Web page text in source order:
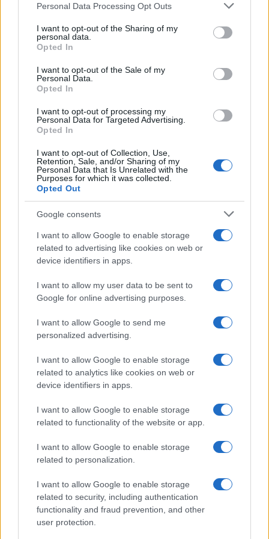
Please note that this website/app uses one or more Google
not limited to your visit or usage behaviour. You may click to
grant or deny consent to Google and its third-party tags to
use your data for below specified purposes in below Google
consent section.
Personal Data Processing Opt Outs
I want to opt-out of the Sharing of my
personal data.
Opted In
I want to opt-out of the Sale of my
Personal Data.
Opted In
I want to opt-out of processing my
Personal Data for Targeted Advertising.
Opted In
I want to opt-out of Collection, Use,
Retention, Sale, and/or Sharing of my
Personal Data that Is Unrelated with the
Purposes for which it was collected.
Opted Out
Google consents
I want to allow Google to enable storage
related to advertising like cookies on web or
device identifiers in apps.
I want to allow my user data to be sent to
Google for online advertising purposes.
I want to allow Google to send me
personalized advertising.
I want to allow Google to enable storage
related to analytics like cookies on web or
device identifiers in apps.
I want to allow Google to enable storage
related to functionality of the website or app.
I want to allow Google to enable storage
related to personalization.
I want to allow Google to enable storage
related to security, including authentication
functionality and fraud prevention, and other
user protection.
operájának Mercedeseként, a következő évben
Stuttgartban már a címszerepet énekelte. Fellépett a
milánói Scalában, a New York-i Metropolitanben, a londoni
Staatsoperben, a glyndebourne-i fesztiválon. Oratórium- és
dalénekesnőként is világhírnevet szerzett, énekelt a többi
közt Mozart Requiem jében, BachMáté-, valamintJános-
passiójában, Beethoven
Főbb operaszerepei: GluckOrfeuszának címszerepe (ezt
Gluck eredetileg kasztrált szopránra írta), Sesto Mozart
kegyelméből, Dorabella és Despina a
ból,
Cherubino a Figaro házasságá ból, Rosina RossiniA sevillai
borbélyából, Didó Purcell operájából, BizetCarmen
címszerepe, Octavian Richard Strauss
Magdaléna Wagner
A nürnbergi mesterdalnokok,Adrino a
című operából. 1992-ben a magyar Állami
Operaházban egyik legkedvesebb szerepét, Rómeót
énekelte BelliniRómeó és Júlia/Capuletek és Montague-k
1837. november 28-án a Nemzeti Színház előadásában
Rómeó szerepét Déryné Széppataki Róza alakította.)
valamint barokk mesterek műveit. 1981-ben Polgár Lászlóval
főszerepét alakította. Művészetét széles körű stílusismeret
és kidolgozott énektechnika jellemzi.